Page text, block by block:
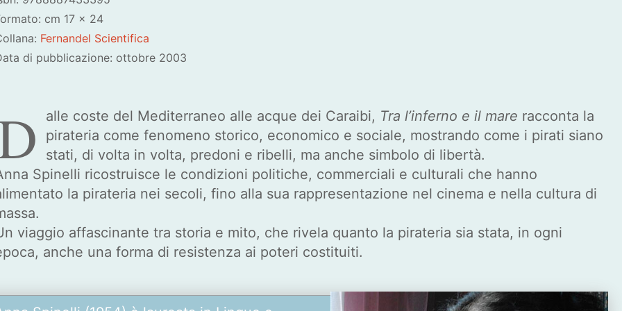
cm 17 × 24
Fernandel Scientifica
di pubblicazione: ottobre 2003
alle coste del Mediterraneo alle acque dei Caraibi, Tra l’inferno e il mare racconta la
pirateria come fenomeno storico, economico e sociale, mostrando come i pirati siano
stati, di volta in volta, predoni e ribelli, ma anche simbolo di libertà.
Spinelli ricostruisce le condizioni politiche, commerciali e culturali che hanno
la pirateria nei secoli, fino alla sua rappresentazione nel cinema e nella cultura di
viaggio affascinante tra storia e mito, che rivela quanto la pirateria sia stata, in ogni
anche una forma di resistenza ai poteri costituiti.